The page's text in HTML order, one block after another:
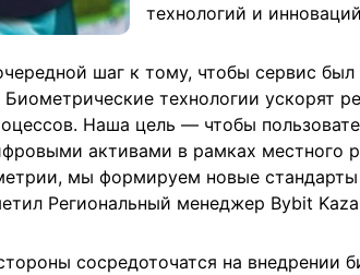
технологий и
шаг к тому, чтобы сервис
технологии ускорят
Наша цель — чтобы
активами в рамках местного
мы формируем новые стандарты
Региональный менеджер Bybit
сосредоточатся на внедрении